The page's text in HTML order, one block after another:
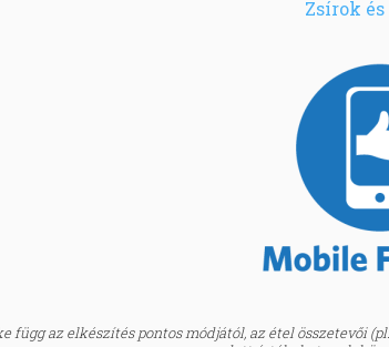
Zsírok
függ az elkészítés pontos módjától, az étel összetevői